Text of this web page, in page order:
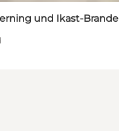
und Ikast-Brande